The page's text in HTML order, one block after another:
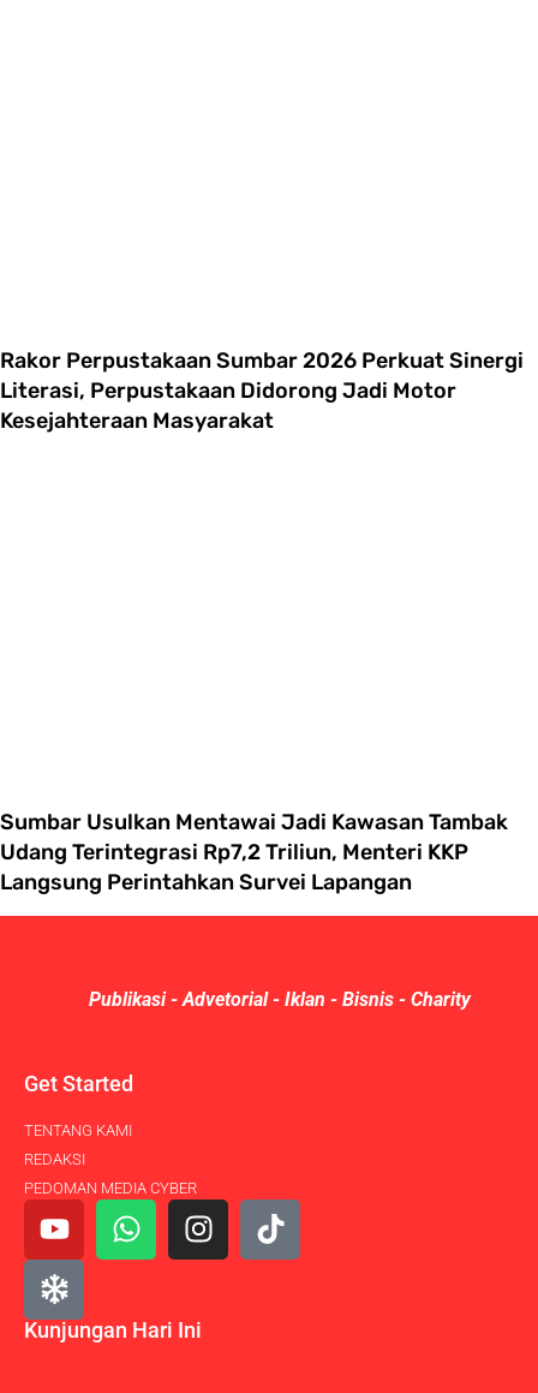
Rakor Perpustakaan Sumbar 2026 Perkuat Sinergi
Literasi, Perpustakaan Didorong Jadi Motor
Kesejahteraan Masyarakat
Sumbar Usulkan Mentawai Jadi Kawasan Tambak
Udang Terintegrasi Rp7,2 Triliun, Menteri KKP
Langsung Perintahkan Survei Lapangan
Publikasi - Advetorial - Iklan - Bisnis - Charity
Get Started
TENTANG KAMI
REDAKSI
PEDOMAN MEDIA CYBER
Kunjungan Hari Ini